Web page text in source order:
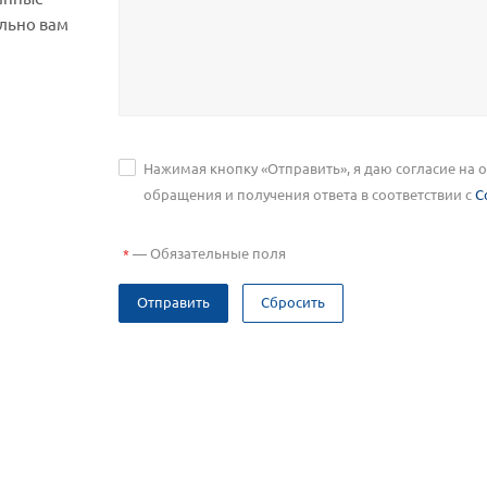
вам
Нажимая кнопку «Отправить», я даю согласие
обращения и получения ответа в соответствии с
*—Обязательные поля
Отправить Сбросить